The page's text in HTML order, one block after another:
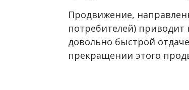
Продвижение,
потребителей)
довольно быстрой
прекращении этого